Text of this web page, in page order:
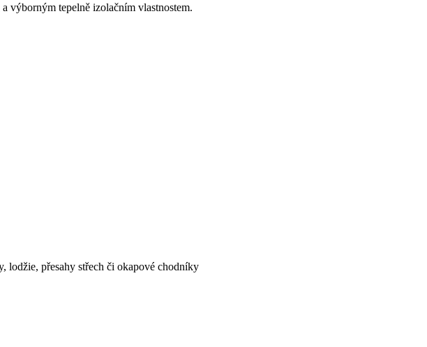
výborným tepelně izolačním vlastnostem.
lodžie, přesahy střech či okapové chodníky